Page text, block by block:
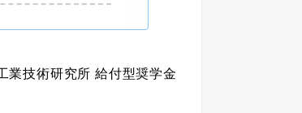
業技術研究所 給付型奨学金